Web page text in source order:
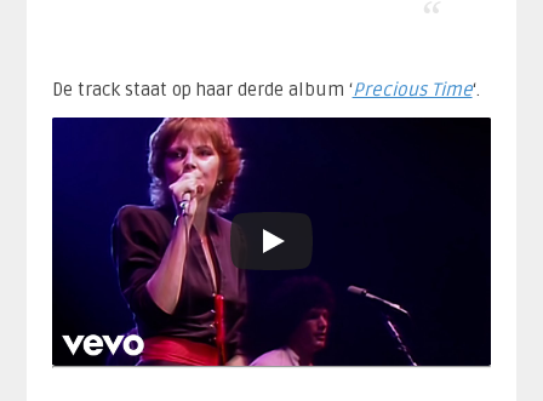
De track staat op haar derde album ‘Precious Time‘.